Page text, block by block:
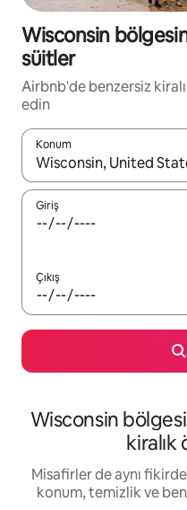
Wisconsin
süitler
Airbnb'de benzersiz
edin
Konum
Sonuçlar kullanılabilir
Giriş
Çıkış
Wisconsin
kiralık
Misafirler de aynı
konum, temizlik ve